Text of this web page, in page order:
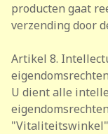
producten gaat
verzending door
Artikel 8.
eigendomsrechten
U dient alle
"Vitaliteitswinkel"